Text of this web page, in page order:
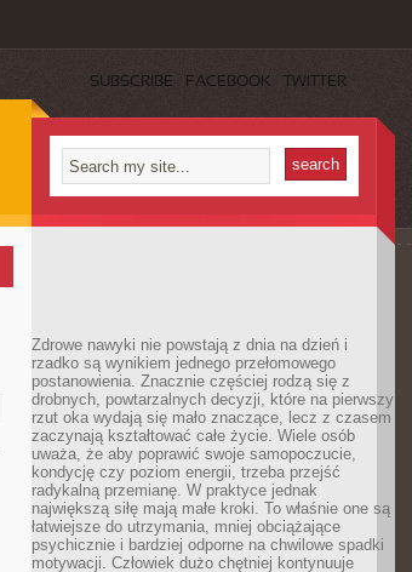
SUBSCRIBE FACEBOOK TWITTER
Zdrowe nawyki nie powstają z dnia na dzień i
rzadko są wynikiem jednego przełomowego
postanowienia. Znacznie częściej rodzą się z
drobnych, powtarzalnych decyzji, które na pierwszy
rzut oka wydają się mało znaczące, lecz z czasem
zaczynają kształtować całe życie. Wiele osób
uważa, że aby poprawić swoje samopoczucie,
kondycję czy poziom energii, trzeba przejść
radykalną przemianę. W praktyce jednak
największą siłę mają małe kroki. To właśnie one są
łatwiejsze do utrzymania, mniej obciążające
psychicznie i bardziej odporne na chwilowe spadki
motywacji. Człowiek dużo chętniej kontynuuje